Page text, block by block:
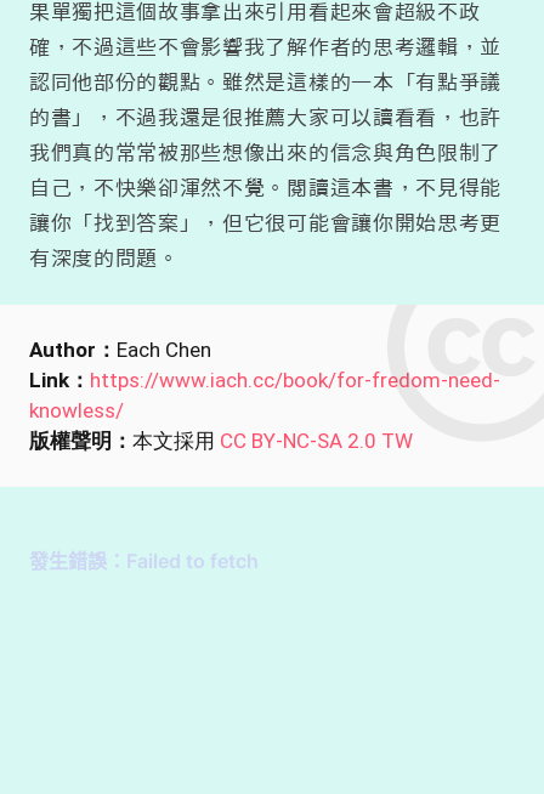
果單獨把這個故事拿出來引用看起來會超級不政
確，不過這些不會影響我了解作者的思考邏輯，並
認同他部份的觀點。雖然是這樣的一本「有點爭議
的書」，不過我還是很推薦大家可以讀看看，也許
我們真的常常被那些想像出來的信念與角色限制了
自己，不快樂卻渾然不覺。閱讀這本書，不見得能
讓你「找到答案」，但它很可能會讓你開始思考更
有深度的問題。
Author： Each Chen
Link： https://www.iach.cc/book/for-fredom-need-
knowless/
版權聲明： 本文採用 CC BY-NC-SA 2.0 TW